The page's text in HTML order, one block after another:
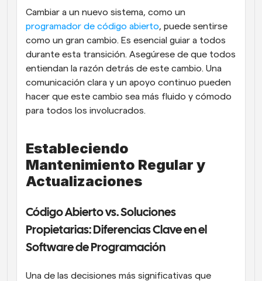
programador de código abierto, puede sentirse
como un gran cambio. Es esencial guiar a todos
durante esta transición. Asegúrese de que todos
entiendan la razón detrás de este cambio. Una
comunicación clara y un apoyo continuo pueden
hacer que este cambio sea más fluido y cómodo
para todos los involucrados.
Estableciendo
Mantenimiento Regular y
Actualizaciones
Código Abierto vs. Soluciones
Propietarias: Diferencias Clave en el
Software de Programación
Una de las decisiones más significativas que